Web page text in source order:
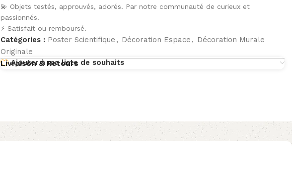
💫 Objets testés, approuvés, adorés. Par notre communauté de curieux et
passionnés.
⚡ Satisfait ou remboursé.
Catégories : Poster Scientifique , Décoration Espace , Décoration Murale
Originale
Ajouter à ma liste de souhaits
Livraison & Retours